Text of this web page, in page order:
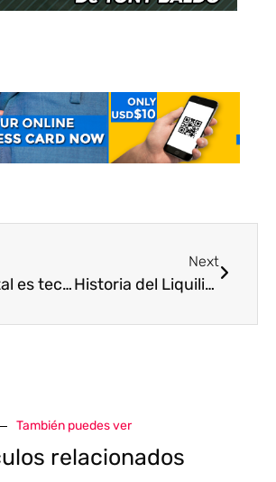
Asilo Digital es tecnología fácil en nuestro idioma
Next
Historia del Liquiliqui, traje Nacional de Venezuela
También puedes ver
relacionados